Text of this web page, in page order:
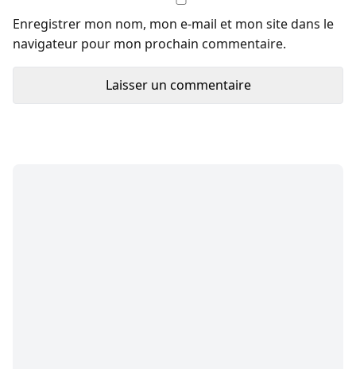
Enregistrer mon nom, mon e-mail et mon site dans le
navigateur pour mon prochain commentaire.